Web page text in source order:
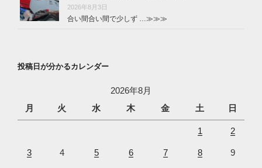
2026年8月3日
合い間合い間で少しず …≫≫≫
投稿日が分かるカレンダー
2026年8月
月
火 水 木 金 土 日
1 2
3 4 5 6 7 8 9